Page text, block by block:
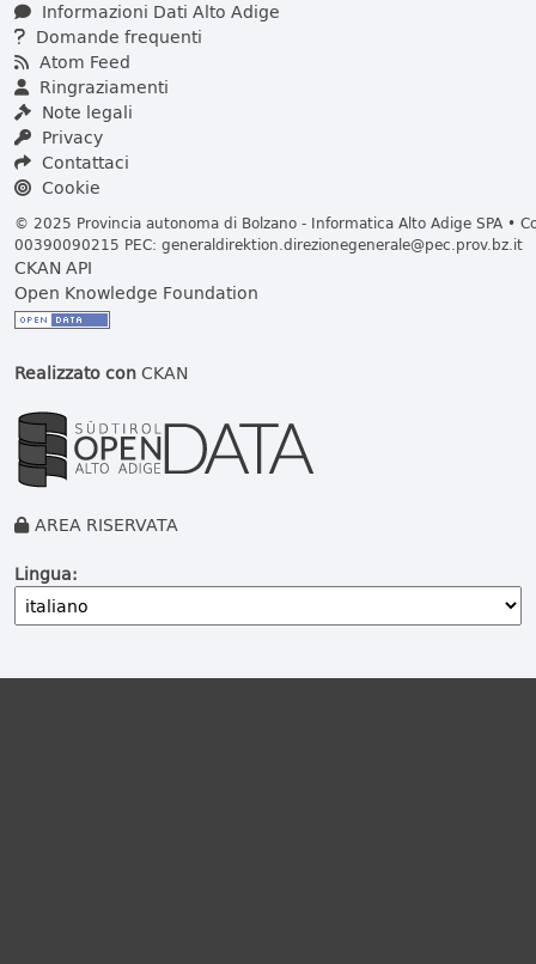
Informazioni Dati Alto Adige
Domande frequenti
Atom Feed
Ringraziamenti
Note legali
Privacy
Contattaci
Cookie
© 2025 Provincia autonoma di Bolzano - Informatica Alto Adige SPA •
00390090215 PEC: generaldirektion.direzionegenerale@pec.prov.bz.it
CKAN API
Open Knowledge Foundation
Realizzato conCKAN
AREA RISERVATA
Lingua